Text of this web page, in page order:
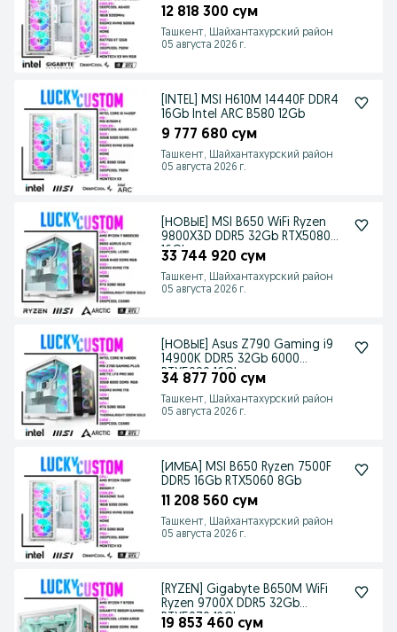
12 818 300 сум
Ташкент, Шайхантахурский район
05 августа 2026 г.
[INTEL] MSI H610M 14440F DDR4
16Gb Intel ARC B580 12Gb
9 777 680 сум
Ташкент, Шайхантахурский район
05 августа 2026 г.
[НОВЫЕ] MSI B650 WiFi Ryzen
9800X3D DDR5 32Gb RTX5080
16Gb
33 744 920 сум
Ташкент, Шайхантахурский район
05 августа 2026 г.
[НОВЫЕ] Asus Z790 Gaming i9
14900K DDR5 32Gb 6000
RTX5080 16Gb
34 877 700 сум
Ташкент, Шайхантахурский район
05 августа 2026 г.
[ИМБА] MSI B650 Ryzen 7500F
DDR5 16Gb RTX5060 8Gb
11 208 560 сум
Ташкент, Шайхантахурский район
05 августа 2026 г.
[RYZEN] Gigabyte B650M WiFi
Ryzen 9700X DDR5 32Gb
RTX5070 12Gb
19 853 460 сум